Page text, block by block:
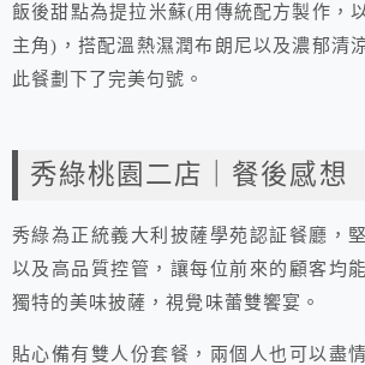
飯後甜點為提拉米蘇(用傳統配方製作，
主角)，搭配溫熱濕潤布朗尼以及濃郁清
此餐劃下了完美句號。
秀綠桃園二店｜餐後感想
秀綠為正統義大利披薩學苑認証餐廳，
以及高品質控管，讓每位前來的顧客均
獨特的美味披薩，視覺味蕾雙饗宴。
貼心備有雙人份套餐，兩個人也可以盡